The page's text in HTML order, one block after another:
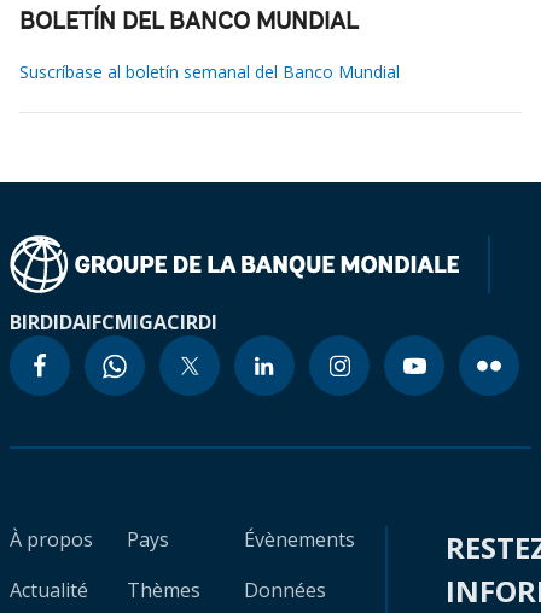
BOLETÍN DEL BANCO MUNDIAL
Suscríbase al boletín semanal del Banco Mundial
BIRDIDAIFCMIGACIRDI
À propos
Actualité
Pays
Thèmes
Évènements
Données